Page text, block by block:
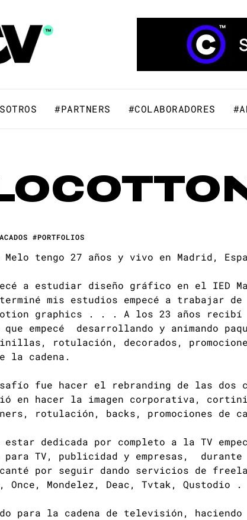
#PARTNERS #COLABORADORES
#PORTFOLIOS
tengo 27 años y vivo en Madrid,
a estudiar diseño gráfico en el
terminé mis estudios empecé a trabajar
graphics . . . A los 23 años recibí
empecé desarrollando y animando
rotulación, decorados,
la cadena.
fue hacer el rebranding de las dos
en hacer la imagen corporativa,
rotulación, backs, promociones de
estar dedicada por completo a la TV
para TV, publicidad y empresas, durante
por seguir dando servicios de
Once, Mondelez, Deac, Tvtak, Qustodio
para la cadena de televisión,